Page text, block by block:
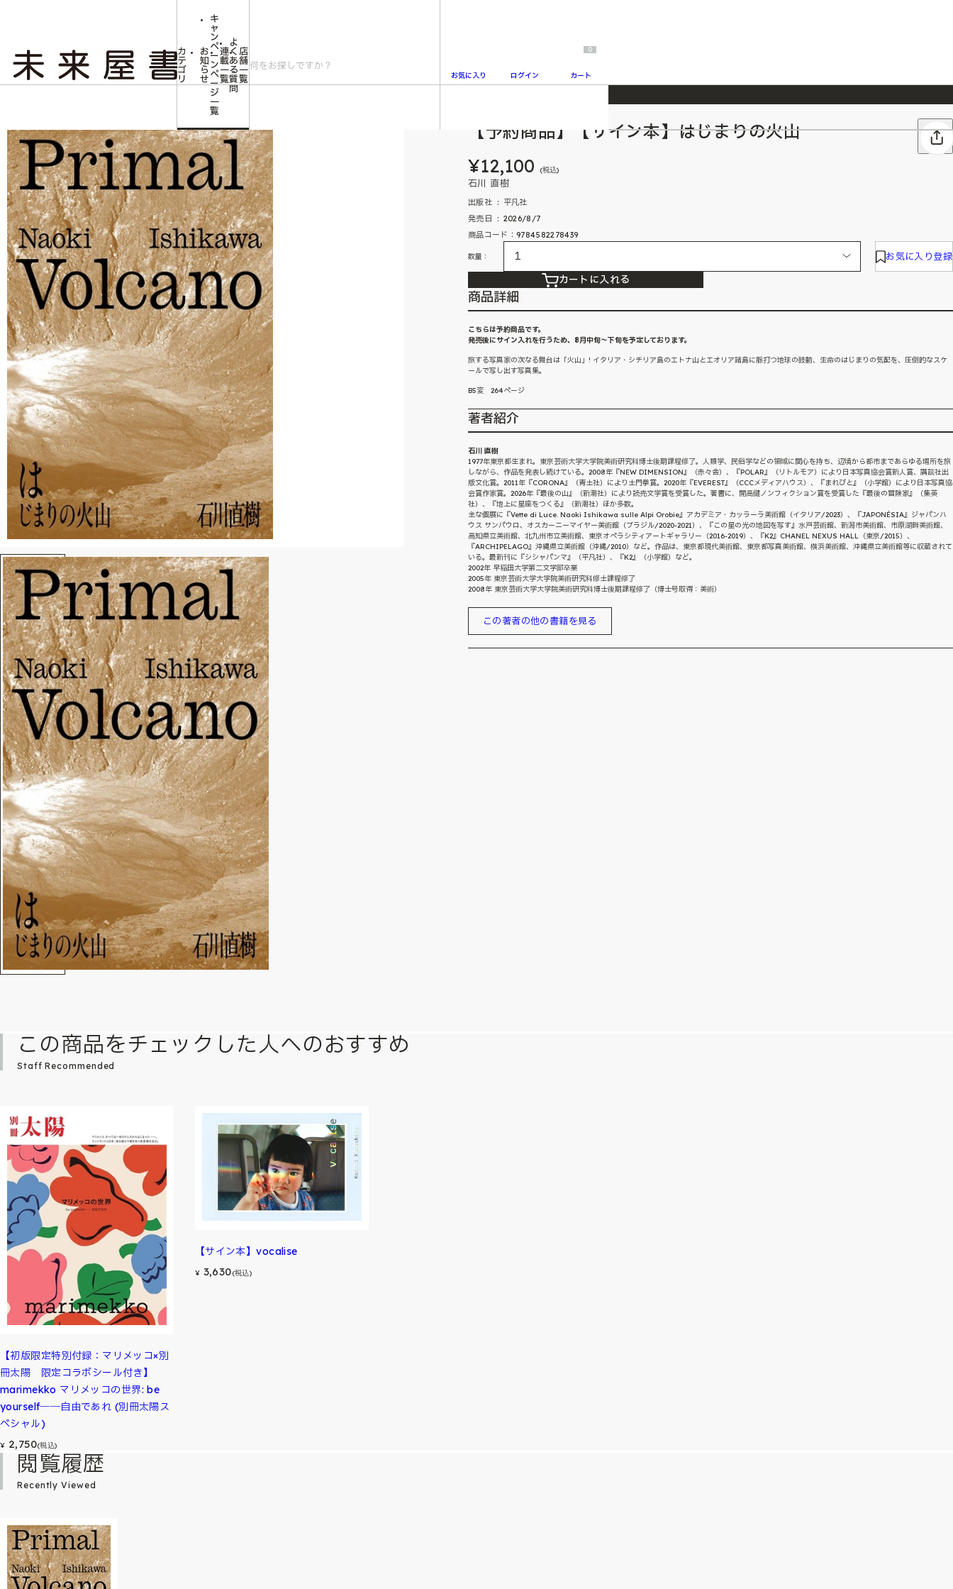
2026/7/23 『ONE PIECE magazine 021 ONE PIECEカード付き同梱版』発売延期のご案内
カ
テ
ゴ
リ
お
知
ら
せ
キ
ャ
ン
ペ
ー
ン
ペ
ー
ジ
一
覧
連
載
一
覧
よ
く
あ
る
質
問
店
舗
一
覧
お気に入り ログイン
0
カート
【予約商品】【サイン本】はじまりの火山
【予約商品】【サイン本】はじまりの火山
¥12,100 (税込)
石川 直樹
出版社 ‏ : ‎ 平凡社
発売日 ‏ : ‎ 2026/8/7
商品コード：9784582278439
数量： お気に入り登録
カートに入れる
商品詳細
こちらは予約商品です。
発売後にサイン入れを行うため、8月中旬～下旬を予定しております。
旅する写真家の次なる舞台は「火山」! イタリア・シチリア島のエトナ山とエオリア諸島に脈打つ地球の鼓動、生命のはじまりの気配を、圧倒的なスケ
ールで写し出す写真集。
B5変 264ページ
著者紹介
石川 直樹
1977年東京都生まれ。東京芸術大学大学院美術研究科博士後期課程修了。人類学、民俗学などの領域に関心を持ち、辺境から都市まであらゆる場所を旅
しながら、作品を発表し続けている。2008年『NEW DIMENSION』（赤々舎）、『POLAR』（リトルモア）により日本写真協会賞新人賞、講談社出
版文化賞。2011年『CORONA』（青土社）により土門拳賞。2020年『EVEREST』（CCCメディアハウス）、『まれびと』（小学館）により日本写真協
会賞作家賞。2026年『最後の山』（新潮社）により読売文学賞を受賞した。著書に、開高健ノンフィクション賞を受賞した『最後の冒険家』（集英
社）、『地上に星座をつくる』（新潮社）ほか多数。
主な個展に『Vette di Luce. Naoki Ishikawa sulle Alpi Orobie』アカデミア・カッラーラ美術館（イタリア/2023）、『JAPONÉSIA』ジャパンハ
ウス サンパウロ、オスカーニーマイヤー美術館（ブラジル/2020-2021）、『この星の光の地図を写す』水戸芸術館、新潟市美術館、市原湖畔美術館、
高知県立美術館、北九州市立美術館、東京オペラシティアートギャラリー（2016-2019）、『K2』CHANEL NEXUS HALL（東京/2015）、
『ARCHIPELAGO』沖縄県立美術館（沖縄/2010）など。作品は、東京都現代美術館、東京都写真美術館、横浜美術館、沖縄県立美術館等に収蔵されて
いる。最新刊に『シシャパンマ』（平凡社）、『K2』（小学館）など。
2002年 早稲田大学第二文学部卒業
2005年 東京芸術大学大学院美術研究科修士課程修了
2008年 東京芸術大学大学院美術研究科博士後期課程修了（博士号取得：美術）
この著者の他の書籍を見る
この商品をチェックした人へのおすすめ
Staff Recommended
【初版限定特別付録：マリメッコ×別
冊太陽 限定コラボシール付き】
marimekko マリメッコの世界: be
yourself――自由であれ (別冊太陽ス
ペシャル)
¥ 2,750(税込)
【サイン本】vocalise
¥ 3,630(税込)
閲覧履歴
Recently Viewed